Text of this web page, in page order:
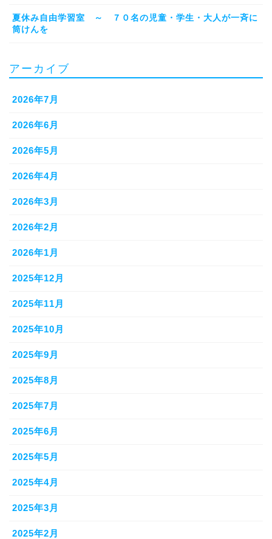
夏休み自由学習室 ～ ７０名の児童・学生・大人が一斉に
筒けんを
アーカイブ
2026年7月
2026年6月
2026年5月
2026年4月
2026年3月
2026年2月
2026年1月
2025年12月
2025年11月
2025年10月
2025年9月
2025年8月
2025年7月
2025年6月
2025年5月
2025年4月
2025年3月
2025年2月